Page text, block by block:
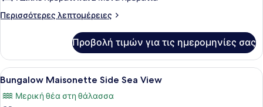
Bungalow
Pool
Περισσότερες λεπτομέρειες
Περισσότερες
Bungalow
Pool
View
Προβολή τιμών για τις ημερομηνίες σας
Προβολή
όλων
των
Ένα δωμάτιο ξενοδοχείου με ένα
7
Bungalow Maisonette Side Sea View
Μερική θέα στη θάλασσα